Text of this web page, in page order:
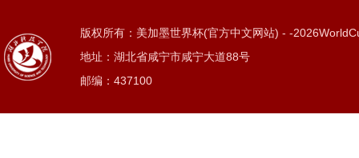
版权所有：美加墨世界杯(官方中文网站) - -
地址：湖北省咸宁市咸宁大道88号
邮编：437100